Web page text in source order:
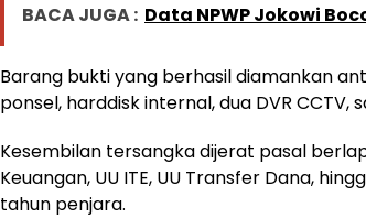
BACA JUGA : Data NPWP Jokowi
Barang bukti yang berhasil diamankan
ponsel, harddisk internal, dua DVR CCTV,
Kesembilan tersangka dijerat pasal
Keuangan, UU ITE, UU Transfer Dana,
tahun penjara.